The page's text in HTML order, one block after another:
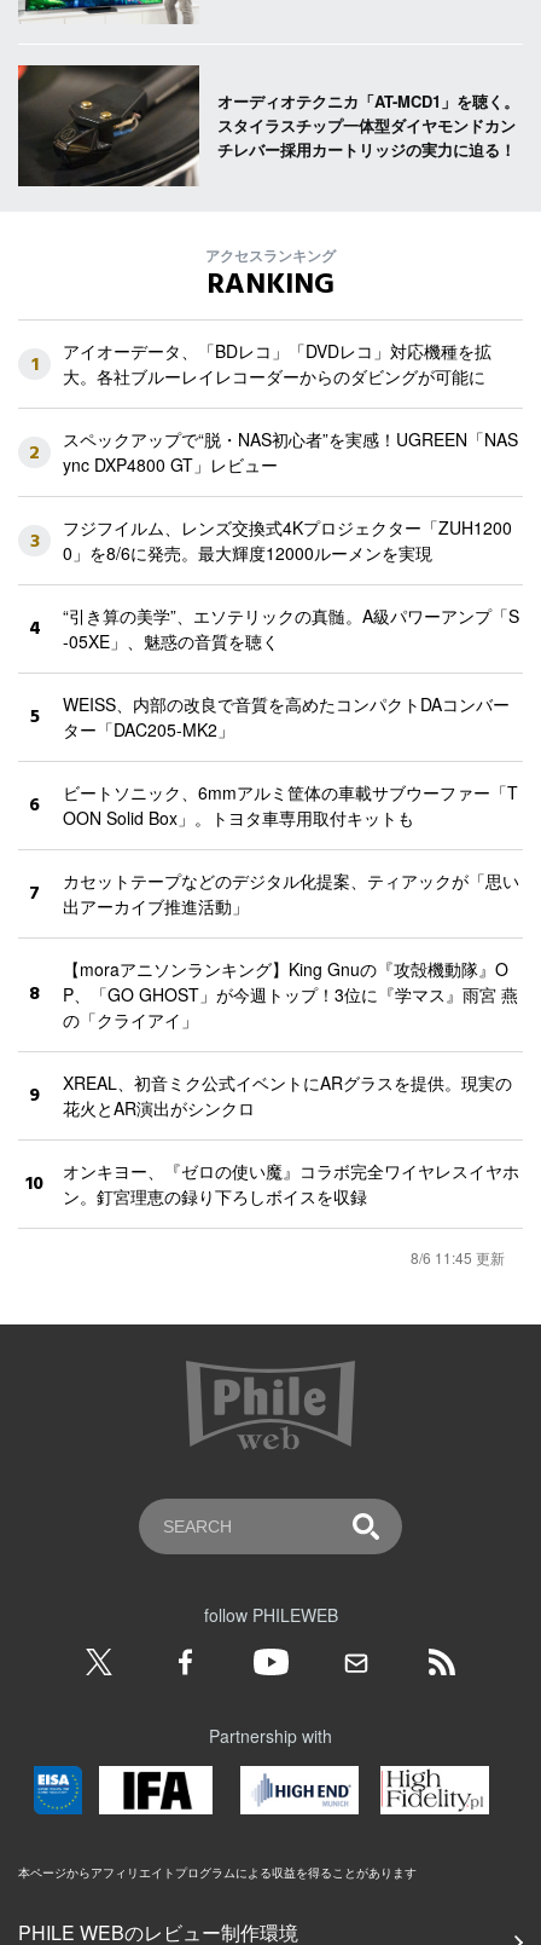
オーディオテクニカ「AT-MCD1」を聴く。
スタイラスチップ一体型ダイヤモンドカン
チレバー採用カートリッジの実力に迫る！
アクセスランキング
RANKING
1
アイオーデータ、「BDレコ」「DVDレコ」対応機種を拡
大。各社ブルーレイレコーダーからのダビングが可能に
2
スペックアップで“脱・NAS初心者”を実感！UGREEN「NAS
ync DXP4800 GT」レビュー
3
フジフイルム、レンズ交換式4Kプロジェクター「ZUH1200
0」を8/6に発売。最大輝度12000ルーメンを実現
4
“引き算の美学”、エソテリックの真髄。A級パワーアンプ「S
-05XE」、魅惑の音質を聴く
5
WEISS、内部の改良で音質を高めたコンパクトDAコンバー
ター「DAC205-MK2」
6
ビートソニック、6mmアルミ筐体の車載サブウーファー「T
OON Solid Box」。トヨタ車専用取付キットも
7
カセットテープなどのデジタル化提案、ティアックが「思い
出アーカイブ推進活動」
8
【moraアニソンランキング】King Gnuの『攻殻機動隊』O
P、「GO GHOST」が今週トップ！3位に『学マス』雨宮 燕
の「クライアイ」
9
XREAL、初音ミク公式イベントにARグラスを提供。現実の
花火とAR演出がシンクロ
10
オンキヨー、『ゼロの使い魔』コラボ完全ワイヤレスイヤホ
ン。釘宮理恵の録り下ろしボイスを収録
8/6 11:45 更新
follow PHILEWEB
Partnership with
本ページからアフィリエイトプログラムによる収益を得ることがあります
PHILE WEBのレビュー制作環境